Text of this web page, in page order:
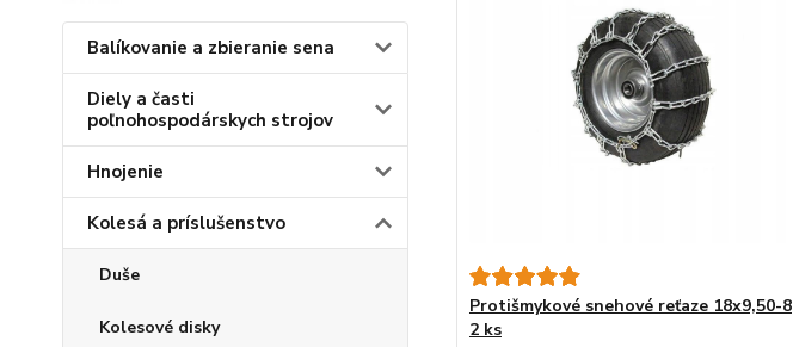
Balíkovanie a zbieranie sena
Diely a časti
poľnohospodárskych strojov
Hnojenie
Kolesá a príslušenstvo
Duše
Kolesové disky
Protišmykové snehové reťaze 18x9,50-8
2 ks